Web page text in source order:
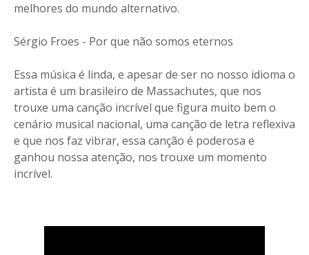
melhores do mundo alternativo.
Sérgio Froes - Por que não somos eternos
Essa música é linda, e apesar de ser no nosso idioma o
artista é um brasileiro de Massachutes, que nos
trouxe uma canção incrível que figura muito bem o
cenário musical nacional, uma canção de letra reflexiva
e que nos faz vibrar, essa canção é poderosa e
ganhou nossa atenção, nos trouxe um momento
incrível.